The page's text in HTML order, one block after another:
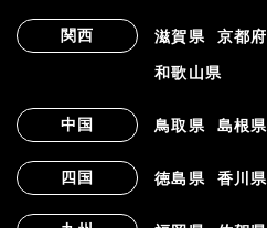
関西 滋賀県 京都府
和歌山県
中国 鳥取県 島根県
四国 徳島県 香川県